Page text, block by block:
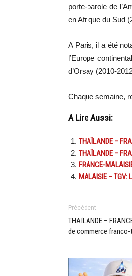
porte-parole de
en Afrique du Sud
A Paris, il a été
l’Europe
d’Orsay (2010-
Chaque semaine,
A Lire Aussi:
THAÏLANDE –
THAÏLANDE –
FRANCE-
MALAISIE – TGV:
Précédent
THAÏLANDE –
de commerce franco-